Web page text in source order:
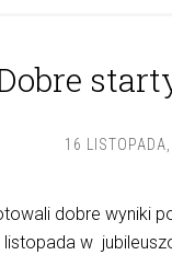
16
dobre wyniki
w